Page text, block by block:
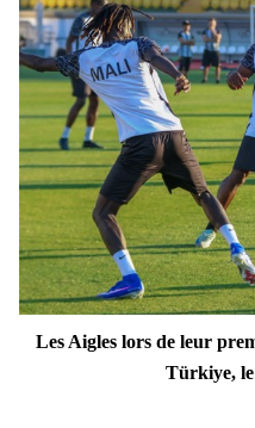
Les Aigles lors de leur
Türkiye,